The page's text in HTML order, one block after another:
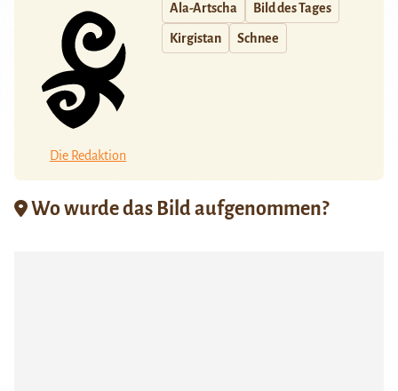
Die Redaktion
Ala-Artscha Bild des Tages
Kirgistan Schnee
Wo wurde das Bild aufgenommen?